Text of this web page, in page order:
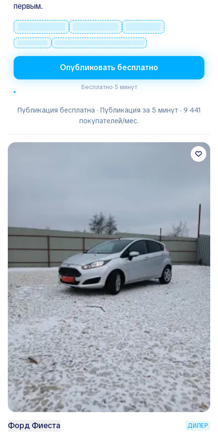
первым.
Опубликовать бесплатно
Бесплатно·5 минут
Публикация бесплатна · Публикация за 5 минут · 9 441
покупателей/мес.
Форд Фиеста ДИЛЕР